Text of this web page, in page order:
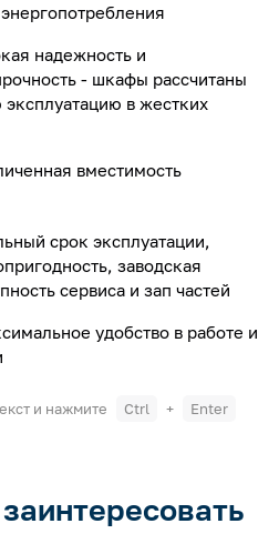
надежность и
- шкафы рассчитаны
эксплуатацию в жестких
вместимость
срок эксплуатации,
заводская
сервиса и зап частей
удобство в работе и
и нажмите Ctrl + Enter